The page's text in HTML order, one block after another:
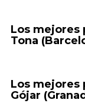
Los mejores
Tona
Los mejores
Gójar